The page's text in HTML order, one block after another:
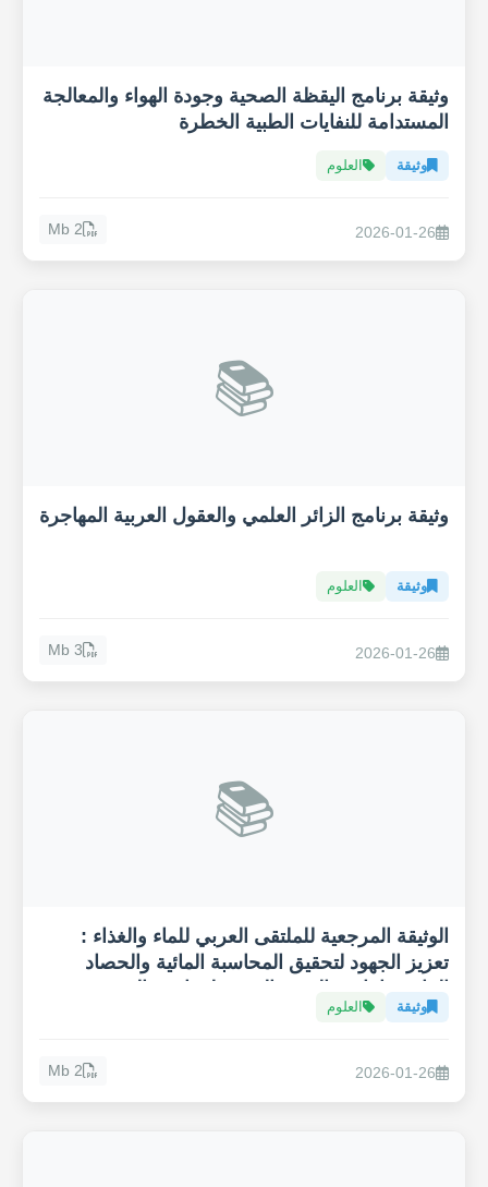
وثيقة برنامج اليقظة الصحية وجودة الهواء والمعالجة
المستدامة للنفايات الطبية الخطرة
وثيقة العلوم
2026-01-26
2 Mb
📚
وثيقة برنامج الزائر العلمي والعقول العربية المهاجرة
وثيقة العلوم
2026-01-26
3 Mb
📚
الوثيقة المرجعية للملتقى العربي للماء والغذاء :
تعزيز الجهود لتحقيق المحاسبة المائية والحصاد
المناخي
وثيقة العلوم
2026-01-26
2 Mb